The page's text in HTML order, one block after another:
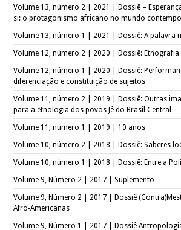
Volume 13, número 2 | 2021 | Dossiê –
si: o protagonismo africano no mundo
Volume 13, número 1 | 2021 | Dossiê: A palavra
Volume 12, número 2 | 2020 | Dossiê: Etnografia
Volume 12, número 1 | 2020 | Dossiê:
diferenciação e constituição de sujeitos
Volume 11, número 2 | 2019 | Dossiê: Outras
para a etnologia dos povos Jê do Brasil Central
Volume 11, número 1 | 2019 | 10 anos
Volume 10, número 2 | 2018 | Dossiê: Saberes
Volume 10, número 1 | 2018 | Dossiê: Entre a
Volume 9, Número 2 | 2017 | Suplemento
Volume 9, Número 2 | 2017 | Dossiê
Afro-Americanas
Volume 9, Número 1 | 2017 | Dossiê